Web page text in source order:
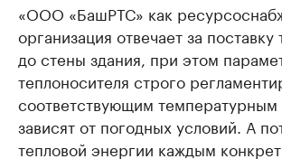
«ООО «БашРТС» как
организация отвечает за поставку
до стены здания, при этом
теплоносителя строго
соответствующим
зависят от погодных условий. А
тепловой энергии каждым